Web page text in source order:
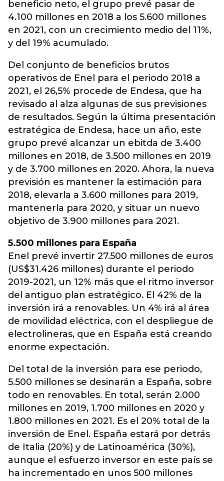
beneficio neto, el grupo prevé pasar de
4.100 millones en 2018 a los 5.600 millones
en 2021, con un crecimiento medio del 11%,
y del 19% acumulado.
Del conjunto de beneficios brutos
operativos de Enel para el periodo 2018 a
2021, el 26,5% procede de Endesa, que ha
revisado al alza algunas de sus previsiones
de resultados. Según la última presentación
estratégica de Endesa, hace un año, este
grupo prevé alcanzar un ebitda de 3.400
millones en 2018, de 3.500 millones en 2019
y de 3.700 millones en 2020. Ahora, la nueva
previsión es mantener la estimación para
2018, elevarla a 3.600 millones para 2019,
mantenerla para 2020, y situar un nuevo
objetivo de 3.900 millones para 2021.
5.500 millones para España
Enel prevé invertir 27.500 millones de euros
(US$31.426 millones) durante el periodo
2019-2021, un 12% más que el ritmo inversor
del antiguo plan estratégico. El 42% de la
inversión irá a renovables. Un 4% irá al área
de movilidad eléctrica, con el despliegue de
electrolineras, que en España está creando
enorme expectación.
Del total de la inversión para ese periodo,
5.500 millones se desinarán a España, sobre
todo en renovables. En total, serán 2.000
millones en 2019, 1.700 millones en 2020 y
1.800 millones en 2021. Es el 20% total de la
inversión de Enel. España estará por detrás
de Italia (20%) y de Latinoamérica (30%),
aunque el esfuerzo inversor en este país se
ha incrementado en unos 500 millones